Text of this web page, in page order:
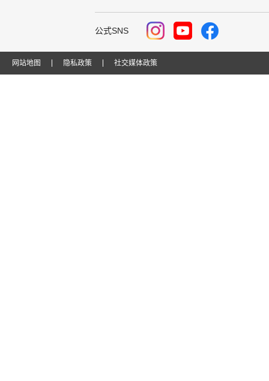
公式SNS
网站地图 隐私政策 社交媒体政策